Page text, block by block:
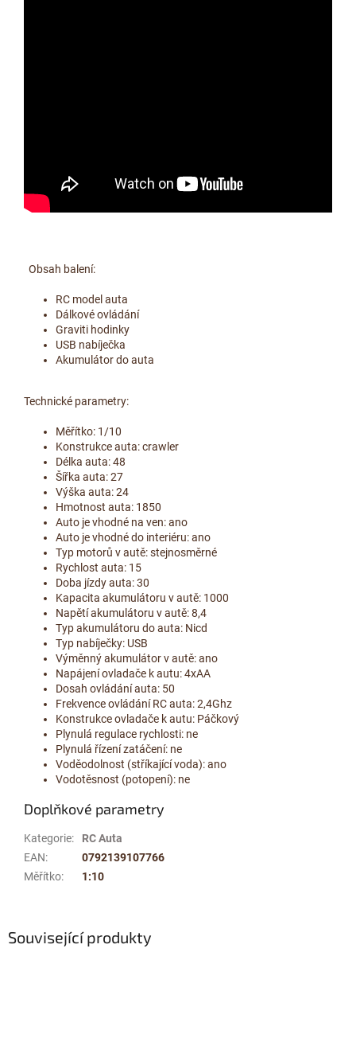
Související produkty
Obsah balení:
RC model auta
Dálkové ovládání
Graviti hodinky
USB nabíječka
Akumulátor do auta
Technické parametry:
Měřítko: 1/10
Konstrukce auta: crawler
Délka auta: 48
Šířka auta: 27
Výška auta: 24
Hmotnost auta: 1850
Auto je vhodné na ven: ano
Auto je vhodné do interiéru: ano
Typ motorů v autě: stejnosměrné
Rychlost auta: 15
Doba jízdy auta: 30
Kapacita akumulátoru v autě: 1000
Napětí akumulátoru v autě: 8,4
Typ akumulátoru do auta: Nicd
Typ nabíječky: USB
Výměnný akumulátor v autě: ano
Napájení ovladače k autu: 4xAA
Dosah ovládání auta: 50
Frekvence ovládání RC auta: 2,4Ghz
Konstrukce ovladače k autu: Páčkový
Plynulá regulace rychlosti: ne
Plynulá řízení zatáčení: ne
Voděodolnost (stříkající voda): ano
Vodotěsnost (potopení): ne
Doplňkové parametry
Kategorie:
RC Auta
EAN:
0792139107766
Měřítko: 1:10